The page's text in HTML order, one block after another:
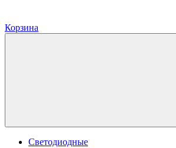
Корзина
Светодиодные